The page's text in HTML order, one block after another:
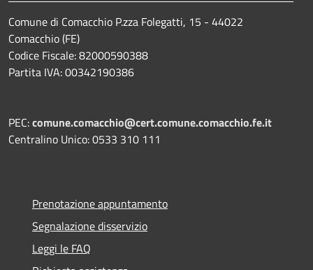
Comune di Comacchio P.zza Folegatti, 15 - 44022
Comacchio (FE)
Codice Fiscale: 82000590388
Partita IVA: 00342190386
PEC:comune.comacchio@cert.comune.comacchio.fe.it
Centralino Unico: 0533 310 111
Prenotazione appuntamento
Segnalazione disservizio
Leggi le FAQ